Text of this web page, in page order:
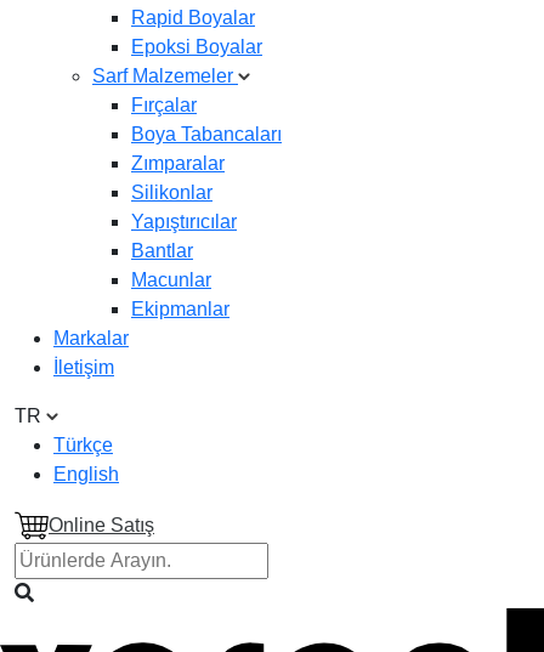
Rapid Boyalar
Epoksi Boyalar
Sarf Malzemeler
Fırçalar
Boya Tabancaları
Zımparalar
Silikonlar
Yapıştırıcılar
Bantlar
Macunlar
Ekipmanlar
Markalar
İletişim
TR
Türkçe
English
Online Satış